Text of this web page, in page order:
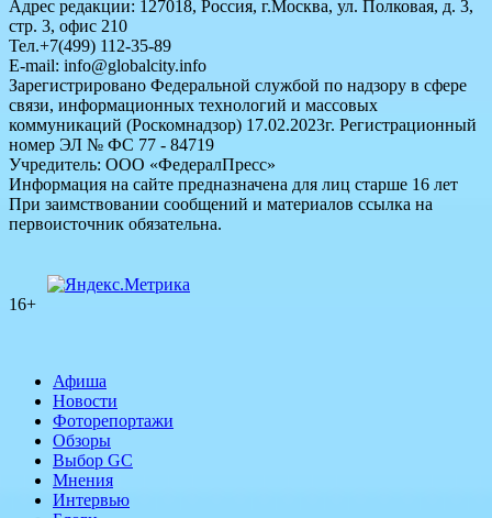
Адрес редакции: 127018, Россия, г.Москва, ул. Полковая, д. 3,
стр. 3, офис 210
Тел.+7(499) 112-35-89
E-mail: info@globalcity.info
Зарегистрировано Федеральной службой по надзору в сфере
связи, информационных технологий и массовых
коммуникаций (Роскомнадзор) 17.02.2023г. Регистрационный
номер ЭЛ № ФС 77 - 84719
Учредитель: ООО «ФедералПресс»
Информация на сайте предназначена для лиц старше 16 лет
При заимствовании сообщений и материалов ссылка на
первоисточник обязательна.
16+
Афиша
Новости
Фоторепортажи
Обзоры
Выбор GC
Мнения
Интервью